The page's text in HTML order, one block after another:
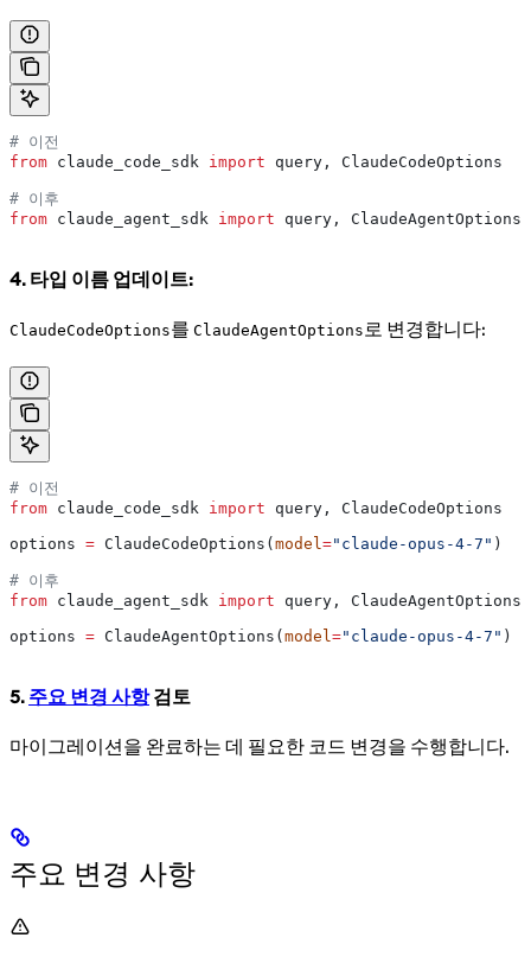
# 이전
from claude_code_sdk import query, ClaudeCodeOptions
# 이후
from claude_agent_sdk import query, ClaudeAgentOptions
4. 타입 이름 업데이트:
ClaudeCodeOptions를 ClaudeAgentOptions 로 변경합니다:
# 이전
from claude_code_sdk import query, ClaudeCodeOptions
options = ClaudeCodeOptions(model ="claude-opus-4-7" )
# 이후
from claude_agent_sdk import query, ClaudeAgentOptions
options = ClaudeAgentOptions(model ="claude-opus-4-7" )
5. 주요 변경 사항검토
마이그레이션을 완료하는 데 필요한 코드 변경을 수행합니다.
주요 변경 사항